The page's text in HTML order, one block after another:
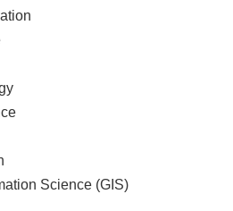
Science (GIS)